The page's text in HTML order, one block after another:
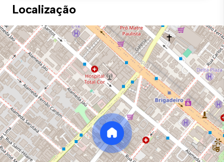
Localização